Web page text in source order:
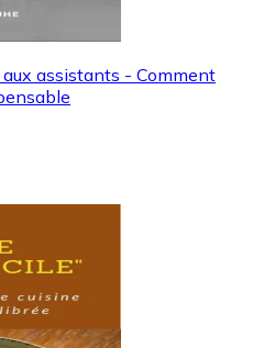
assistants - Comment